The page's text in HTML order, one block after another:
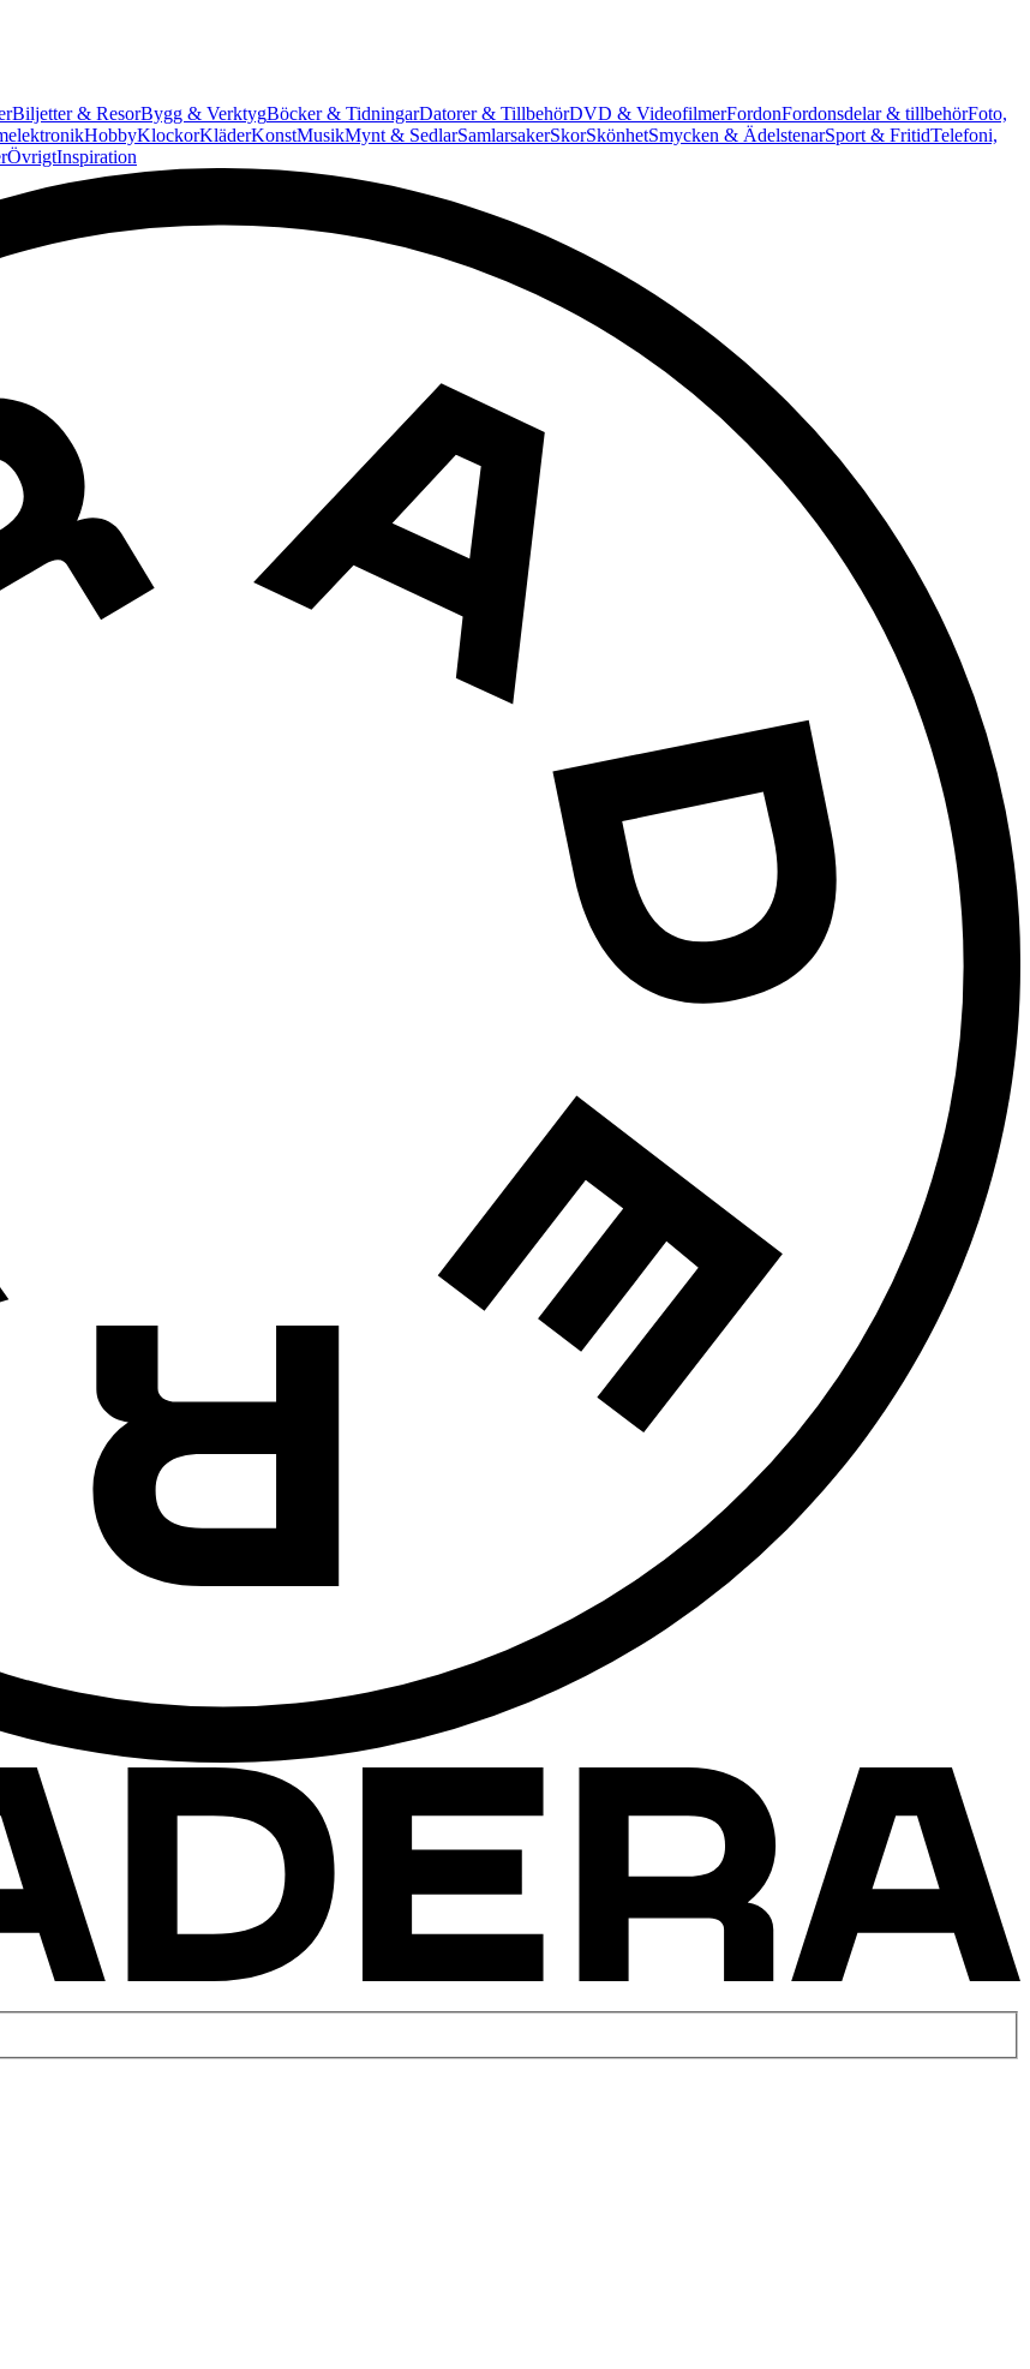
Biljetter & ResorBygg & VerktygBöcker & TidningarDatorer & TillbehörDVD & VideofilmerFordonFordonsdelar & tillbehörFoto,
HobbyKlockorKläderKonstMusikMynt & SedlarSamlarsakerSkorSkönhetSmycken & ÄdelstenarSport & FritidTelefoni,
ÖvrigtInspiration